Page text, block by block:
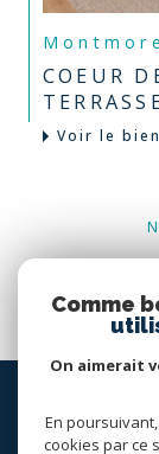
COEUR
Voir le bien
Comme
On aimerait
En
cookies par ce